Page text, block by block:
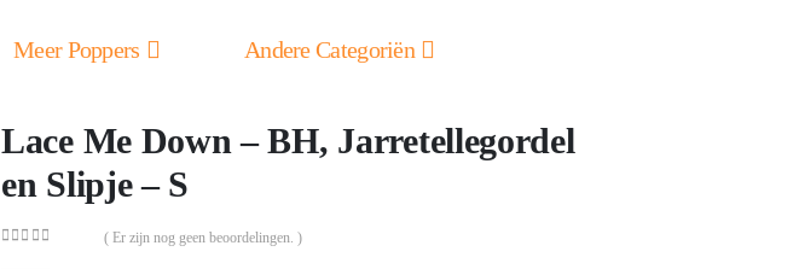
Meer Poppers Andere Categoriën
Lace Me Down – BH, Jarretellegordel
en Slipje – S
( Er zijn nog geen beoordelingen. )